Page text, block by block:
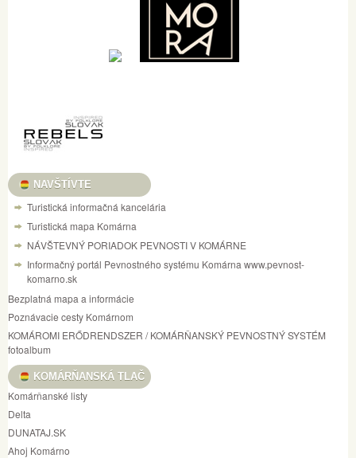
NAVŠTÍVTE
Turistická informačná kancelária
Turistická mapa Komárna
NÁVŠTEVNÝ PORIADOK PEVNOSTI V KOMÁRNE
Informačný portál Pevnostného systému Komárna www.pevnost-
komarno.sk
Bezplatná mapa a informácie
Poznávacie cesty Komárnom
KOMÁROMI ERŐDRENDSZER / KOMÁRŇANSKÝ PEVNOSTNÝ SYSTÉM
fotoalbum
KOMÁRŇANSKÁ TLAČ
Komárňanské listy
Delta
DUNATAJ.SK
Ahoj Komárno